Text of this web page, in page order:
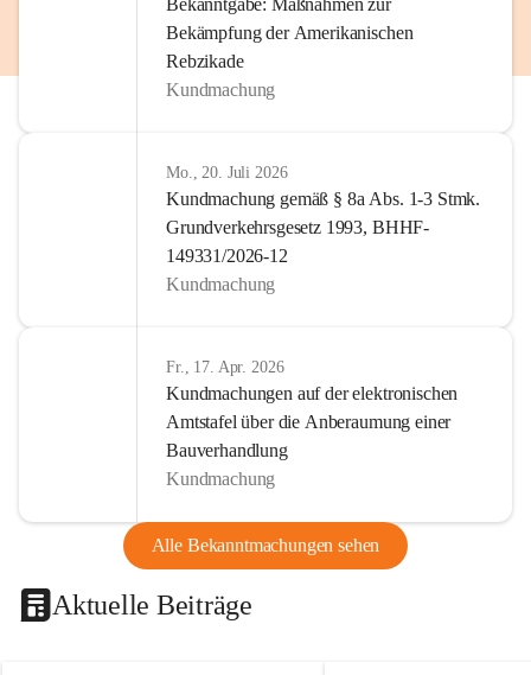
Bekanntgabe: Maßnahmen zur
Bekämpfung der Amerikanischen
Rebzikade
Kundmachung
Mo., 20. Juli 2026
Kundmachung gemäß § 8a Abs. 1-3 Stmk.
Grundverkehrsgesetz 1993, BHHF-
149331/2026-12
Kundmachung
Fr., 17. Apr. 2026
Kundmachungen auf der elektronischen
Amtstafel über die Anberaumung einer
Bauverhandlung
Kundmachung
Alle Bekanntmachungen sehen
Aktuelle Beiträge